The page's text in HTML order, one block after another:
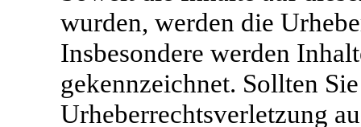
wurden, werden die
Insbesondere werden
gekennzeichnet. Sollten
Urheberrechtsverletzung